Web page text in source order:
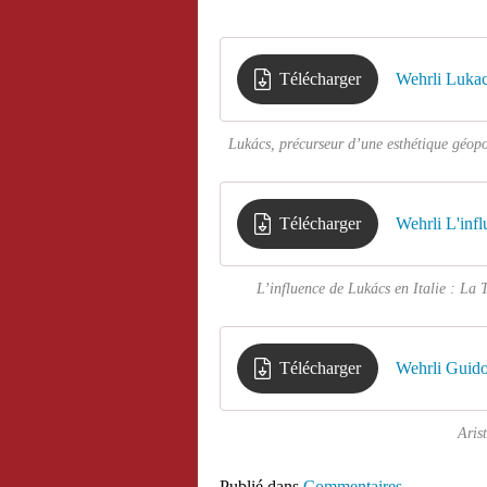
Télécharger Wehrli
Lukács, précurseur d’une esthétique
Télécharger Wehrli
L’influence de Lukács en Italie : La
Télécharger Wehrli